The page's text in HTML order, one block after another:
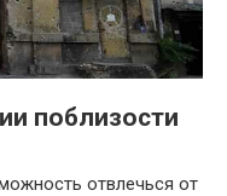
поблизости
отвлечься от